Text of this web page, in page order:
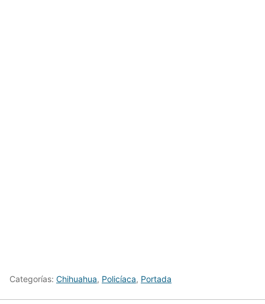
Categorías: Chihuahua, Policíaca, Portada